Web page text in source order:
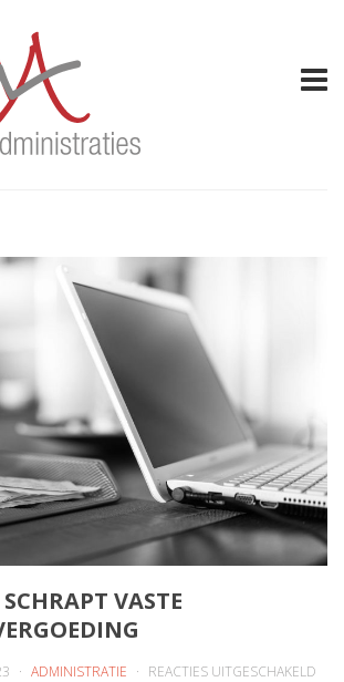
VASTE
ADMINISTRATIE REACTIES UITGESCHAKELD